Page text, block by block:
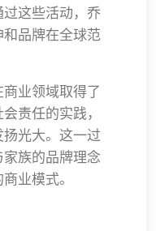
这些活动，乔
品牌在全球范
业领域取得了
责任的实践，
光大。这一过
族的品牌理念
业模式。